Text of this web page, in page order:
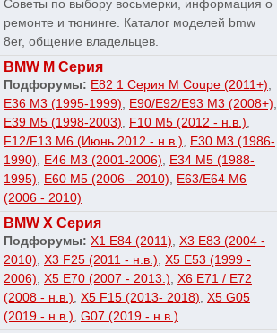
Советы по выбору восьмерки, информация о
ремонте и тюнинге. Каталог моделей bmw
8er, общение владельцев.
BMW M Серия
Подфорумы: E82 1 Серия M Coupe (2011+),
E36 M3 (1995-1999), E90/E92/E93 M3 (2008+),
E39 M5 (1998-2003), F10 M5 (2012 - н.в.),
F12/F13 M6 (Июнь 2012 - н.в.), E30 M3 (1986-
1990), E46 M3 (2001-2006), E34 M5 (1988-
1995), E60 M5 (2006 - 2010), E63/E64 M6
(2006 - 2010)
BMW X Серия
Подфорумы: X1 E84 (2011), X3 E83 (2004 -
2010), X3 F25 (2011 - н.в.), X5 E53 (1999 -
2006), X5 E70 (2007 - 2013.), X6 E71 / E72
(2008 - н.в.), X5 F15 (2013- 2018), X5 G05
(2019 - н.в.), G07 (2019 - н.в.)